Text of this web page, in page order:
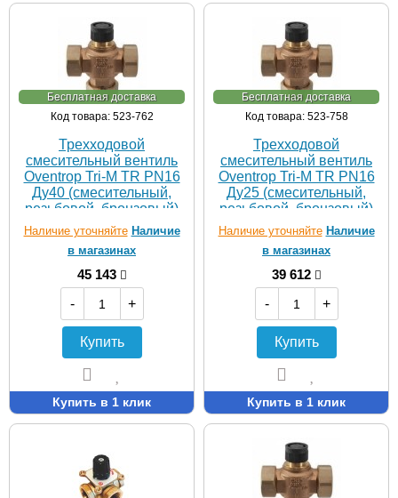
Бесплатная доставка
Код товара: 523-762
Трехходовой
смесительный вентиль
Oventrop Tri-М TR PN16
Ду40 (смесительный,
резьбовой, бронзовый)
Наличие уточняйте Наличие
в магазинах
45 143
-
+
Купить
Купить в 1 клик
Бесплатная доставка
Код товара: 523-758
Трехходовой
смесительный вентиль
Oventrop Tri-М TR PN16
Ду25 (смесительный,
резьбовой, бронзовый)
Наличие уточняйте Наличие
в магазинах
39 612
-
+
Купить
Купить в 1 клик